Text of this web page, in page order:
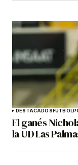
DESTACADOSFÚTBOL
El ganés
la UD Las